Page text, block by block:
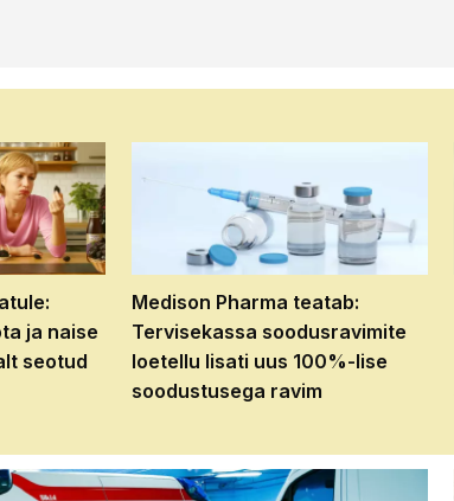
ja naise
seotud
Medison Pharma teatab:
Tervisekassa soodusravimite
loetellu lisati uus 100%-lise
soodustusega ravim